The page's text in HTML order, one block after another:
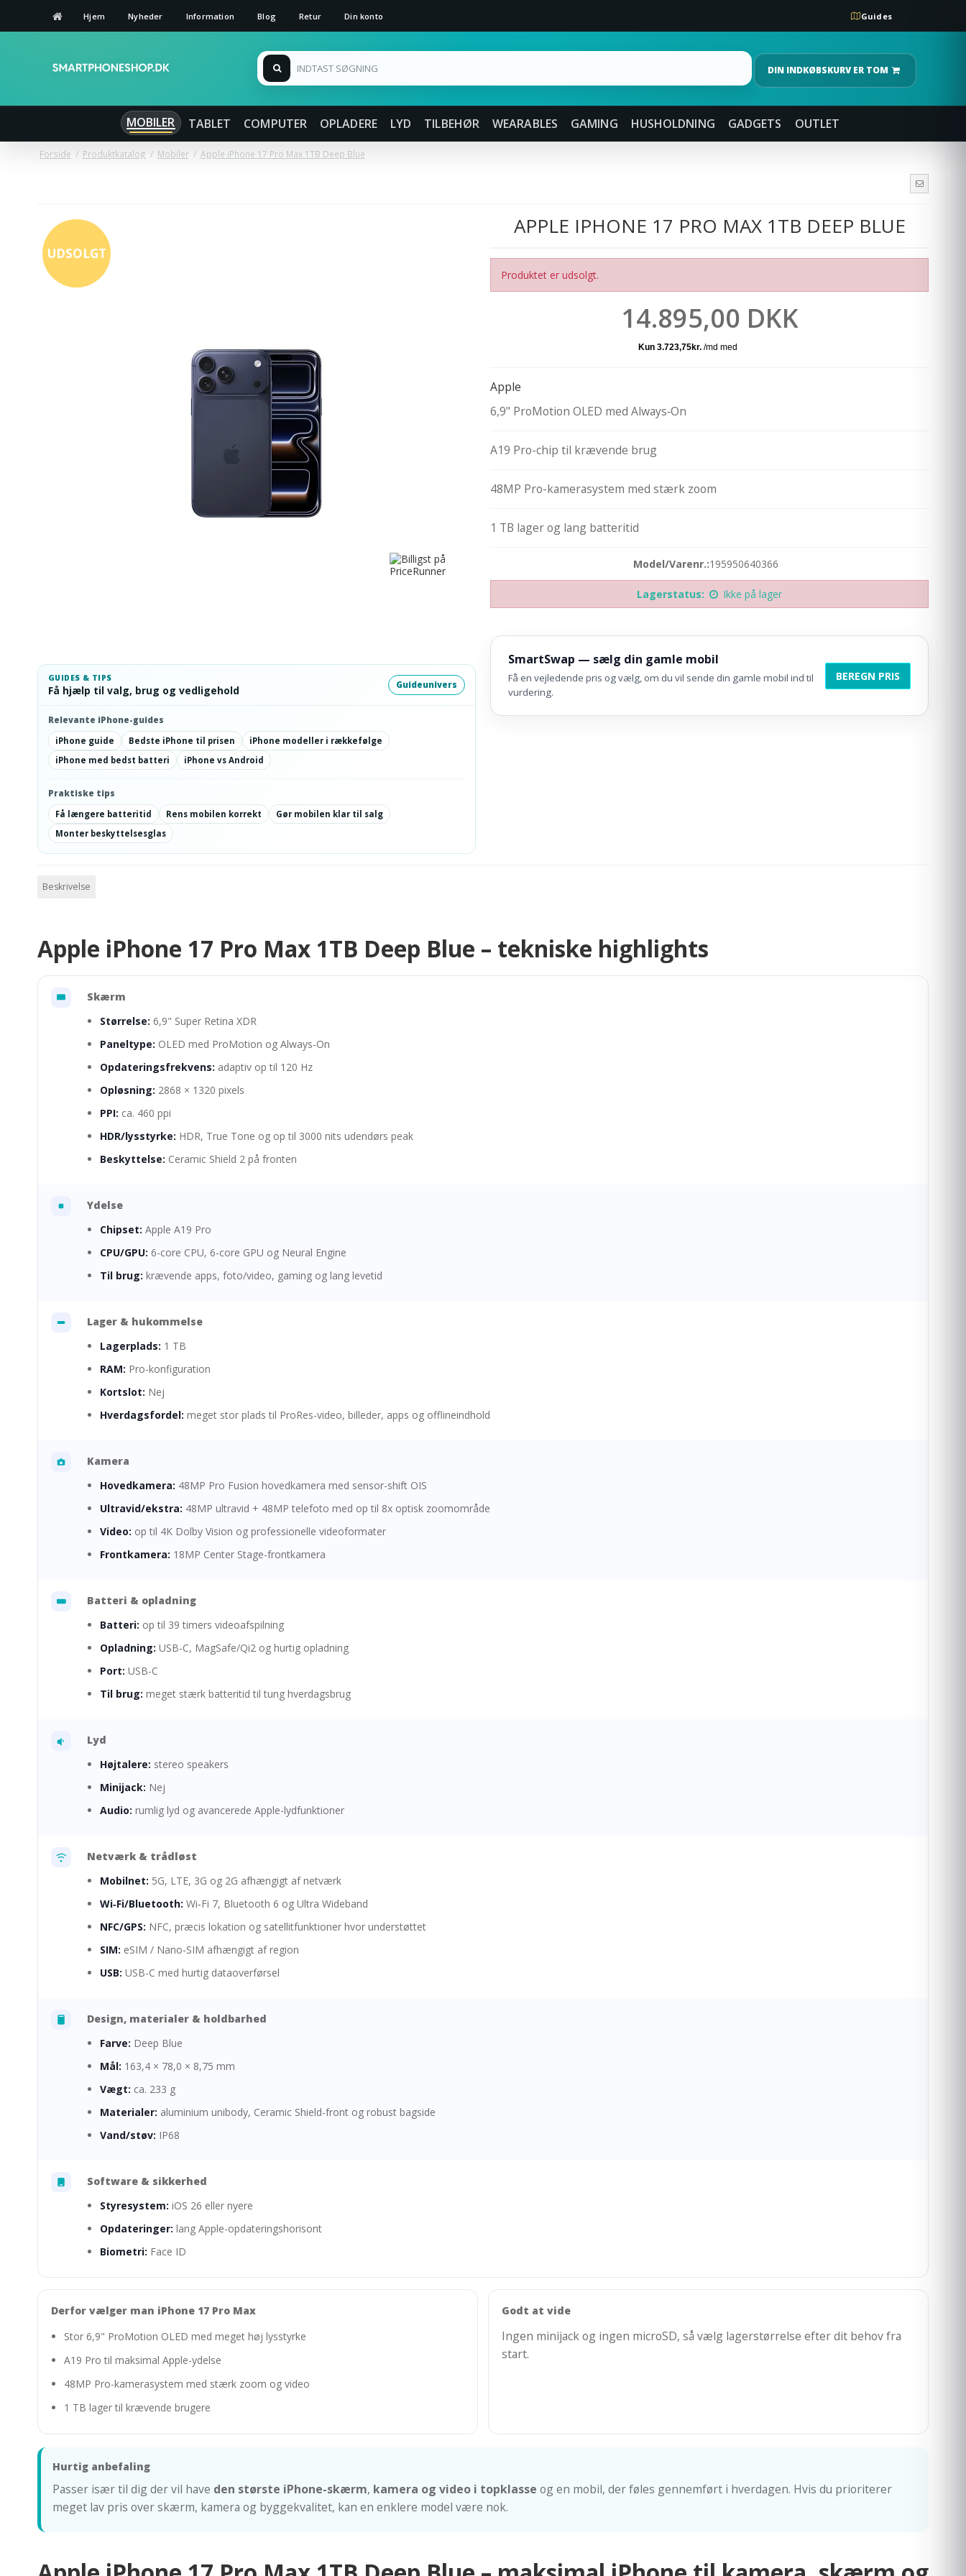
Hjem Nyheder Information Blog Retur Din konto Guides
DIN INDKØBSKURV ER TOM
MOBILER TABLET COMPUTER OPLADERE LYD TILBEHØR WEARABLES GAMING HUSHOLDNING GADGETS OUTLET
Forside / Produktkatalog / Mobiler / Apple iPhone 17 Pro Max 1TB Deep Blue
UDSOLGT
GUIDES & TIPS
Få hjælp til valg, brug og vedligehold Guideunivers
Relevante iPhone-guides
iPhone guide
Bedste iPhone til prisen
iPhone modeller i rækkefølge
iPhone med bedst batteri
iPhone vs Android
Praktiske tips
Få længere batteritid
Rens mobilen korrekt
Gør mobilen klar til salg
Monter beskyttelsesglas
APPLE IPHONE 17 PRO MAX 1TB DEEP BLUE
Produktet er udsolgt.
14.895,00 DKK
Apple
6,9" ProMotion OLED med Always‑On
A19 Pro-chip til krævende brug
48MP Pro-kamerasystem med stærk zoom
1 TB lager og lang batteritid
Model/Varenr.:195950640366
Lagerstatus: Ikke på lager
SmartSwap — sælg din gamle mobil
Få en vejledende pris og vælg, om du vil sende din gamle mobil ind til
vurdering.
BEREGN PRIS
Beskrivelse
Apple iPhone 17 Pro Max 1TB Deep Blue – tekniske highlights
Skærm
Størrelse: 6,9" Super Retina XDR
Paneltype: OLED med ProMotion og Always-On
Opdateringsfrekvens: adaptiv op til 120 Hz
Opløsning: 2868 × 1320 pixels
PPI: ca. 460 ppi
HDR/lysstyrke: HDR, True Tone og op til 3000 nits udendørs peak
Beskyttelse: Ceramic Shield 2 på fronten
Ydelse
Chipset: Apple A19 Pro
CPU/GPU: 6-core CPU, 6-core GPU og Neural Engine
Til brug: krævende apps, foto/video, gaming og lang levetid
Lager & hukommelse
Lagerplads: 1 TB
RAM: Pro-konfiguration
Kortslot: Nej
Hverdagsfordel: meget stor plads til ProRes-video, billeder, apps og offlineindhold
Kamera
Hovedkamera: 48MP Pro Fusion hovedkamera med sensor-shift OIS
Ultravid/ekstra: 48MP ultravid + 48MP telefoto med op til 8x optisk zoomområde
Video: op til 4K Dolby Vision og professionelle videoformater
Frontkamera: 18MP Center Stage-frontkamera
Batteri & opladning
Batteri: op til 39 timers videoafspilning
Opladning: USB-C, MagSafe/Qi2 og hurtig opladning
Port: USB-C
Til brug: meget stærk batteritid til tung hverdagsbrug
Lyd
Højtalere: stereo speakers
Minijack: Nej
Audio: rumlig lyd og avancerede Apple-lydfunktioner
Netværk & trådløst
Mobilnet: 5G, LTE, 3G og 2G afhængigt af netværk
Wi‑Fi/Bluetooth: Wi‑Fi 7, Bluetooth 6 og Ultra Wideband
NFC/GPS: NFC, præcis lokation og satellitfunktioner hvor understøttet
SIM: eSIM / Nano-SIM afhængigt af region
USB: USB-C med hurtig dataoverførsel
Design, materialer & holdbarhed
Farve: Deep Blue
Mål: 163,4 × 78,0 × 8,75 mm
Vægt: ca. 233 g
Materialer: aluminium unibody, Ceramic Shield-front og robust bagside
Vand/støv: IP68
Software & sikkerhed
Styresystem: iOS 26 eller nyere
Opdateringer: lang Apple-opdateringshorisont
Biometri: Face ID
Derfor vælger man iPhone 17 Pro Max
Stor 6,9" ProMotion OLED med meget høj lysstyrke
A19 Pro til maksimal Apple-ydelse
48MP Pro-kamerasystem med stærk zoom og video
1 TB lager til krævende brugere
Godt at vide
Ingen minijack og ingen microSD, så vælg lagerstørrelse efter dit behov fra
start.
Hurtig anbefaling
Passer især til dig der vil have den største iPhone-skærm, kamera og video i topklasse og en mobil, der føles gennemført i hverdagen. Hvis du prioriterer
meget lav pris over skærm, kamera og byggekvalitet, kan en enklere model være nok.